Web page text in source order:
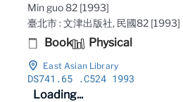
Min guo 82 [1993]
臺北市 : 文津出版社, 民國82 [1993]
Book Physical
East Asian Library
DS741 .65 .C524 1993
Loading...